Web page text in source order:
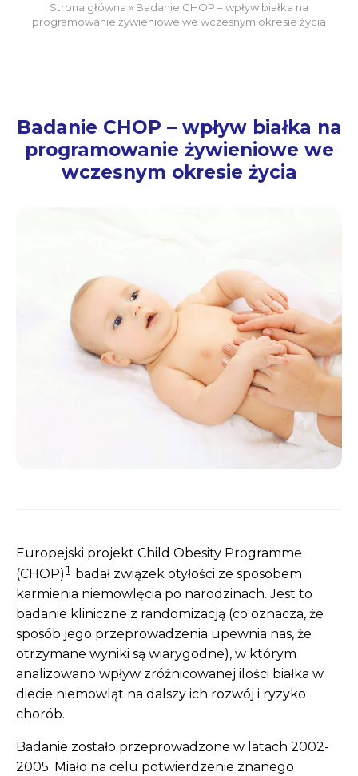
Strona główna » Badanie CHOP – wpływ białka na
programowanie żywieniowe we wczesnym okresie życia
Badanie CHOP – wpływ białka na
programowanie żywieniowe we
wczesnym okresie życia
Europejski projekt Child Obesity Programme
(CHOP) 1 badał związek otyłości ze sposobem
karmienia niemowlęcia po narodzinach. Jest to
badanie kliniczne z randomizacją (co oznacza, że
sposób jego przeprowadzenia upewnia nas, że
otrzymane wyniki są wiarygodne), w którym
analizowano wpływ zróżnicowanej ilości białka w
diecie niemowląt na dalszy ich rozwój i ryzyko
chorób.
Badanie zostało przeprowadzone w latach 2002-
2005. Miało na celu potwierdzenie znanego